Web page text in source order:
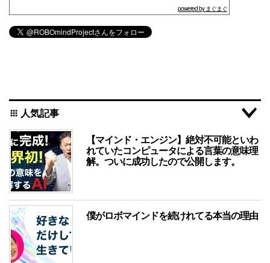
powered by まぐまぐ
apps 人気記事
【マインド・エンジン】絶対不可能といわ
れていたコンピュータによる言葉の意味理
解。ついに成功したので公開します。
僕がロボマインドを続けれてる本当の理由